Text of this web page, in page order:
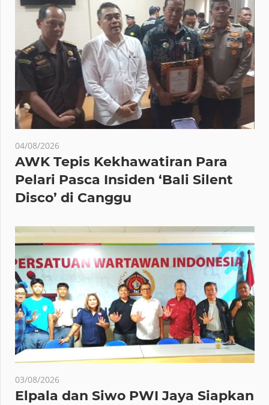
04/08/2026
AWK Tepis Kekhawatiran Para
Pelari Pasca Insiden ‘Bali Silent
Disco’ di Canggu
03/08/2026
Elpala dan Siwo PWI Jaya Siapkan